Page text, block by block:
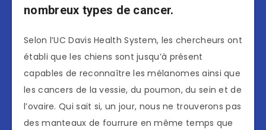
nombreux types de cancer.
Selon l’UC Davis Health System, les chercheurs ont
établi que les chiens sont jusqu’à présent
capables de reconnaître les mélanomes ainsi que
les cancers de la vessie, du poumon, du sein et de
l’ovaire. Qui sait si, un jour, nous ne trouverons pas
des manteaux de fourrure en même temps que